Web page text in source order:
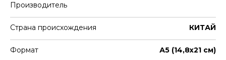
Производитель
Страна происхождения КИТАЙ
Формат А5 (14,8х21 см)